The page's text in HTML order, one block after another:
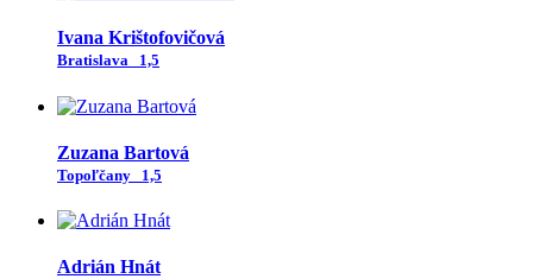
Ivana Krištofovičová
Bratislava 1,5
Zuzana Bartová
Topoľčany 1,5
Adrián Hnát